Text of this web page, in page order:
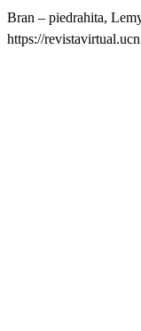
Bran – piedrahita,
https://